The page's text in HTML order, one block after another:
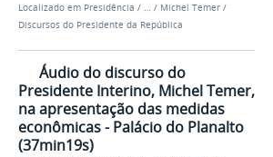
Localizado em Presidência / … / Michel Temer /
Discursos do Presidente da República
Áudio do discurso do
Presidente Interino, Michel Temer,
na apresentação das medidas
econômicas - Palácio do Planalto
(37min19s)